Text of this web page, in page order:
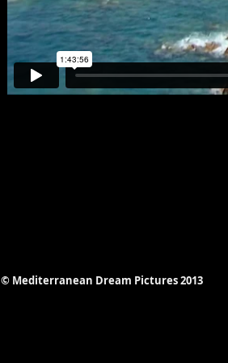
© Mediterranean Dream Pictures 2013​